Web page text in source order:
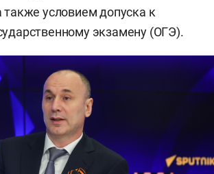
также условием допуска к
экзамену (ОГЭ).